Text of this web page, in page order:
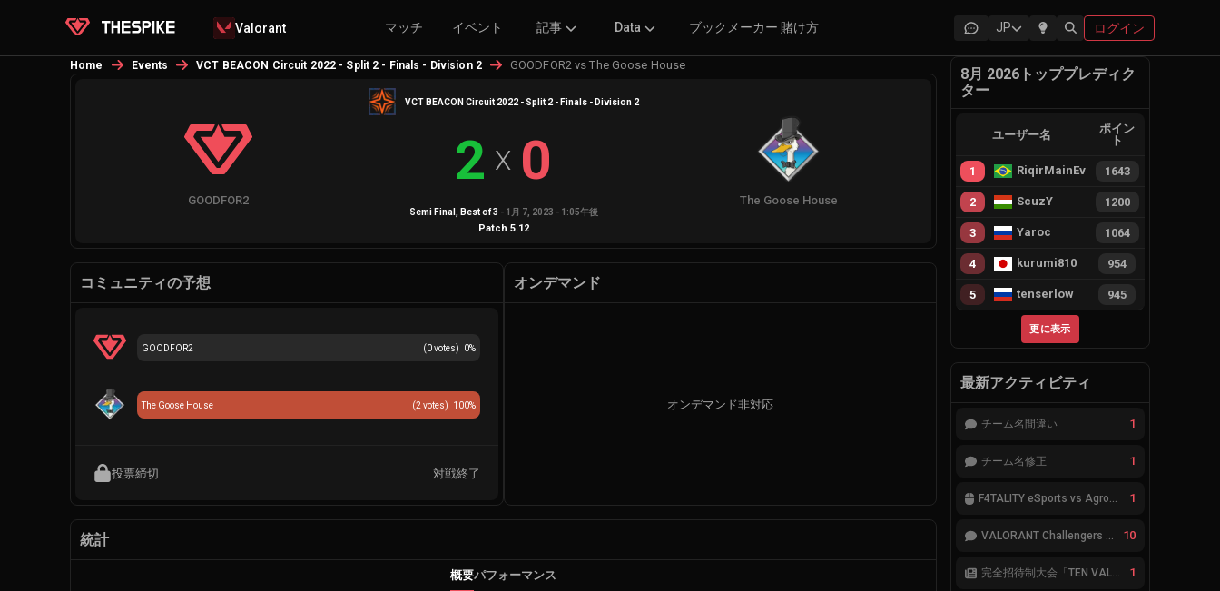
Valorant マッチ イベント 記事 Data ブックメーカー 賭け方 JP ログイン
Home Events VCT BEACON Circuit 2022 - Split 2 - Finals - Division 2 GOODFOR2 vs The Goose House
VCT BEACON Circuit 2022 - Split 2 - Finals - Division 2
GOODFOR2
2 X 0
The Goose House
Semi Final , Best of3 - 1月 7, 2023 - 1:05午後
Patch 5.12
コミュニティの予想
(0votes) 0%
GOODFOR2
(2 votes) 100%
The Goose House
投票締切 対戦終了
オンデマンド
オンデマンド非対応
統計
概要パフォーマンス
8月 2026トッププレディク
ター
ユーザー名
ポイン
ト
1 RiqirMainEvie 1643
2 ScuzY 1200
3 Yaroc 1064
4 kurumi810 954
5 tenserlow 945
更に表示
最新アクティビティ
チーム名間違い 1
チーム名修正 1
F4TALITY eSports vs Agropesca Jacaré 1
VALORANT Challengers 2023: Japan Split 1 MAIN STAGE TIER表 10
完全招待制大会「TEN VALORANT Global Invitaional 2023」が韓国で開催 1